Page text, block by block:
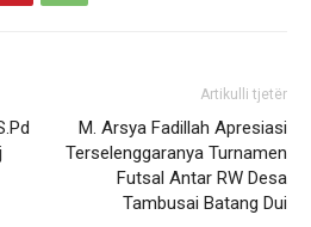
Artikulli tjetër
M. Arsya Fadillah Apresiasi
Terselenggaranya Turnamen
Futsal Antar RW Desa
Tambusai Batang Dui